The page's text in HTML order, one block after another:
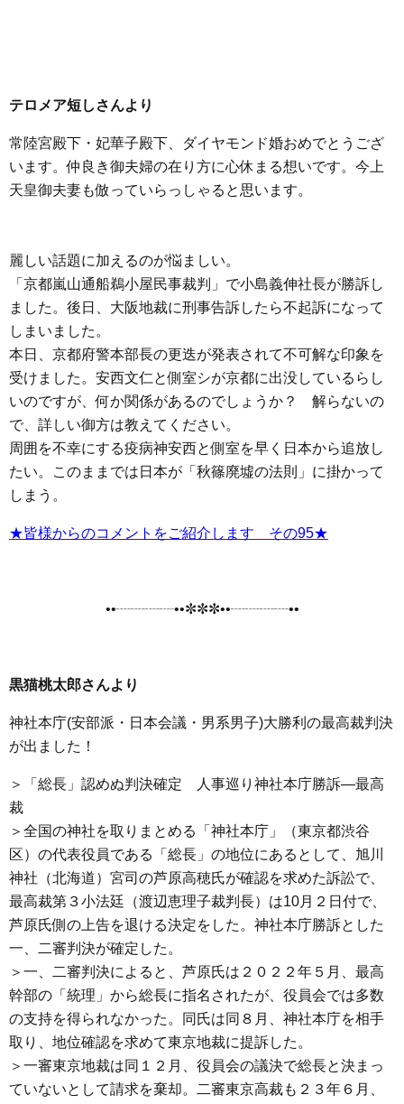
テロメア短しさんより
常陸宮殿下・妃華子殿下、ダイヤモンド婚おめでとうござ
います。仲良き御夫婦の在り方に心休まる想いです。今上
天皇御夫妻も倣っていらっしゃると思います。
麗しい話題に加えるのが悩ましい。
「京都嵐山通船鵜小屋民事裁判」で小島義伸社長が勝訴し
ました。後日、大阪地裁に刑事告訴したら不起訴になって
しまいました。
本日、京都府警本部長の更迭が発表されて不可解な印象を
受けました。安西文仁と側室シが京都に出没しているらし
いのですが、何か関係があるのでしょうか？ 解らないの
で、詳しい御方は教えてください。
周囲を不幸にする疫病神安西と側室を早く日本から追放し
たい。このままでは日本が「秋篠廃墟の法則」に掛かって
しまう。
★皆様からのコメントをご紹介します その95★
••┈┈┈┈••✼✼✼••┈┈┈┈••
黒猫桃太郎さんより
神社本庁(安部派・日本会議・男系男子)大勝利の最高裁判決
が出ました！
＞「総長」認めぬ判決確定 人事巡り神社本庁勝訴―最高
裁
＞全国の神社を取りまとめる「神社本庁」（東京都渋谷
区）の代表役員である「総長」の地位にあるとして、旭川
神社（北海道）宮司の芦原高穂氏が確認を求めた訴訟で、
最高裁第３小法廷（渡辺恵理子裁判長）は10月２日付で、
芦原氏側の上告を退ける決定をした。神社本庁勝訴とした
一、二審判決が確定した。
＞一、二審判決によると、芦原氏は２０２２年５月、最高
幹部の「統理」から総長に指名されたが、役員会では多数
の支持を得られなかった。同氏は同８月、神社本庁を相手
取り、地位確認を求めて東京地裁に提訴した。
＞一審東京地裁は同１２月、役員会の議決で総長と決まっ
ていないとして請求を棄却。二審東京高裁も２３年６月、